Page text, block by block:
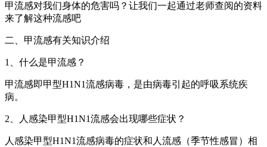
甲流感对我们身体的危害吗？让我们一起通过老师查阅的资料
来了解这种流感吧
二、甲流感有关知识介绍
1、什么是甲流感？
甲流感即甲型H1N1流感病毒，是由病毒引起的呼吸系统疾
病。
2、人感染甲型H1N1流感会出现哪些症状？
人感染甲型H1N1流感病毒的症状和人流感（季节性感冒）相